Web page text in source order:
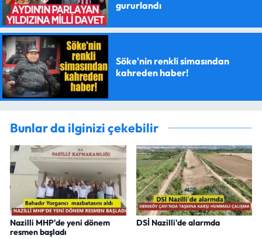
gururlandı
Söke'nin renkli simasından
kahreden haber!
Bunlar da ilginizi çekebilir
Nazilli MHP'de yeni dönem
resmen başladı
DSİ Nazilli'de alarmda